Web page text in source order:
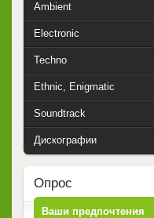
Ambient
Electronic
Techno
Ethnic, Enigmatic
Soundtrack
Дискографии
Опрос
Ваши предпочтения